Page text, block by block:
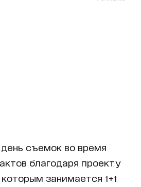
съемок во время
благодаря проекту
которым занимается 1+1